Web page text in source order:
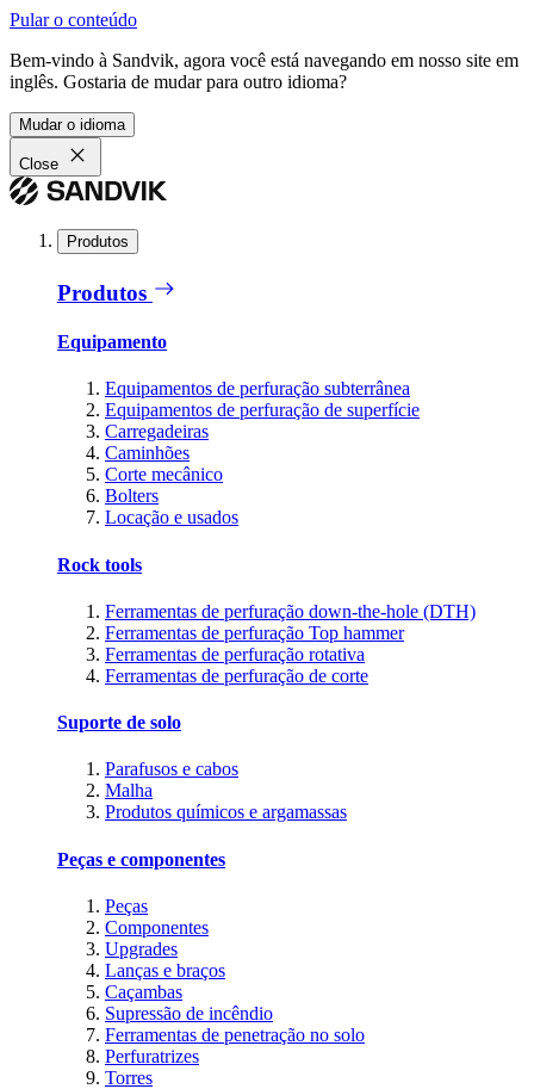
Pular o conteúdo
Bem-vindo à Sandvik, agora você está navegando em nosso site em
inglês. Gostaria de mudar para outro idioma?
Mudar o idioma
Close
Produtos
Produtos
Equipamento
Equipamentos de perfuração subterrânea
Equipamentos de perfuração de superfície
Carregadeiras
Caminhões
Corte mecânico
Bolters
Locação e usados
Rock tools
Ferramentas de perfuração down-the-hole (DTH)
Ferramentas de perfuração Top hammer
Ferramentas de perfuração rotativa
Ferramentas de perfuração de corte
Suporte de solo
Parafusos e cabos
Malha
Produtos químicos e argamassas
Peças e componentes
Peças
Componentes
Upgrades
Lanças e braços
Caçambas
Supressão de incêndio
Ferramentas de penetração no solo
Perfuratrizes
Torres